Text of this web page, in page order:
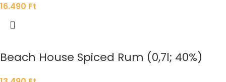
16.490 Ft
Beach House Spiced Rum (0,7l; 40%)